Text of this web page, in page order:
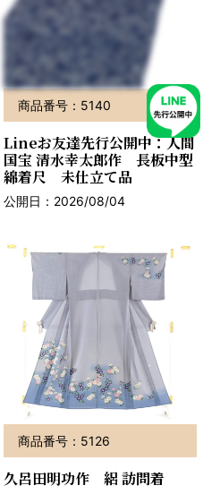
商品番号：5140
Lineお友達先行公開中：人間
国宝 清水幸太郎作 長板中型
綿着尺 未仕立て品
公開日：2026/08/04
商品番号：5126
久呂田明功作 絽 訪問着